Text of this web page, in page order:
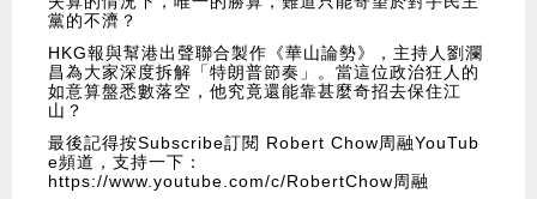
黨的不濟？
HKG報與幫港出聲聯合製作《華山論勢》，主持人劉瀾
昌為大家深度拆解「特朗普節奏」。當這位政治狂人的
如意算盤悉數落空，他究竟還能靠甚麼奇招去保住江
山？
最後記得按Subscribe訂閱 Robert Chow周融YouTub
e頻道，支持一下：
https://www.youtube.com/c/RobertChow周融